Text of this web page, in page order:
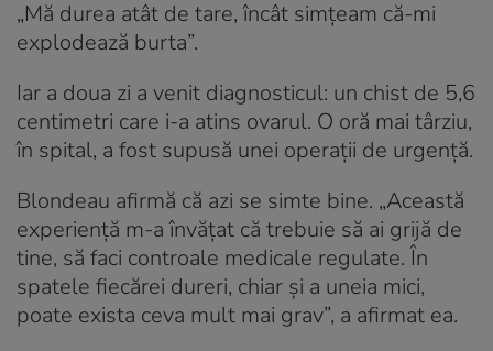
„Mă durea atât de tare, încât simțeam că-mi
explodează burta”.
Iar a doua zi a venit diagnosticul: un chist de 5,6
centimetri care i-a atins ovarul. O oră mai târziu,
în spital, a fost supusă unei operații de urgență.
Blondeau afirmă că azi se simte bine. „Această
experiență m-a învățat că trebuie să ai grijă de
tine, să faci controale medicale regulate. În
spatele fiecărei dureri, chiar și a uneia mici,
poate exista ceva mult mai grav”, a afirmat ea.